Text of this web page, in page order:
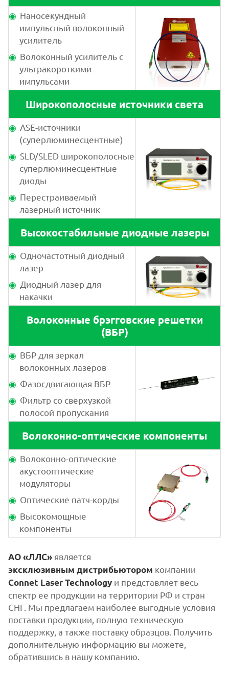
Наносекундный
импульсный волоконный
усилитель
Волоконный усилитель с
ультракороткими
импульсами
Широкополосные источники света
ASE-источники
(суперлюминесцентные)
SLD/SLED широкополосные
суперлюминесцентные
диоды
Перестраиваемый
лазерный источник
Высокостабильные диодные лазеры
Одночастотный диодный
лазер
Диодный лазер для
накачки
Волоконные брэгговские решетки
(ВБР)
ВБР для зеркал
волоконных лазеров
Фазосдвигающая ВБР
Фильтр со сверхузкой
полосой пропускания
Волоконно-оптические компоненты
Волоконно-оптические
акустооптические
модуляторы
Оптические патч-корды
Высокомощные
компоненты
АО «ЛЛС» является
эксклюзивным дистрибьютором компании
Connet Laser Technology и представляет весь
спектр ее продукции на территории РФ и стран
СНГ. Мы предлагаем наиболее выгодные условия
поставки продукции, полную техническую
поддержку, а также поставку образцов. Получить
дополнительную информацию вы можете,
обратившись в нашу компанию.